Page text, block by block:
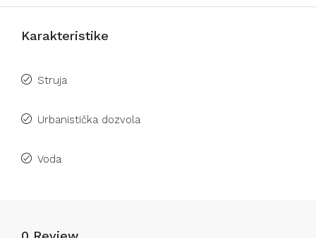
Karakteristike
Struja
Urbanistička dozvola
Voda